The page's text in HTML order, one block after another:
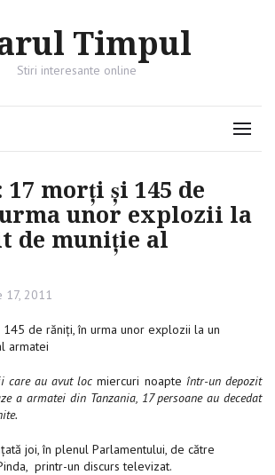
Timpul
Stiri interesante online
Menu
morți și 145 de
unor explozii la
de muniție al
17, 2011
145 de răniți, în urma unor explozii la un
armatei
care au avut locmiercuri noapte într-un depozit
a armatei din Tanzania, 17 persoane au decedat
joi, în plenul Parlamentului, de către
printr-un discurs televizat.